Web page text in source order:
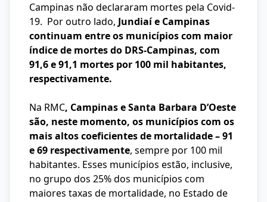
Campinas não declararam mortes pela Covid-
19. Por outro lado, Jundiaí e Campinas
continuam entre os municípios com maior
índice de mortes do DRS-Campinas, com
91,6 e 91,1 mortes por 100 mil habitantes,
respectivamente.
Na RMC, Campinas e Santa Barbara D’Oeste
são, neste momento, os municípios com os
mais altos coeficientes de mortalidade – 91
e 69 respectivamente, sempre por 100 mil
habitantes. Esses municípios estão, inclusive,
no grupo dos 25% dos municípios com
maiores taxas de mortalidade, no Estado de